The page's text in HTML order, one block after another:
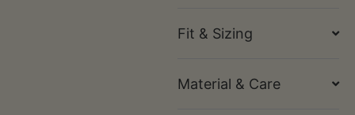
Fit & Sizing
Material & Care